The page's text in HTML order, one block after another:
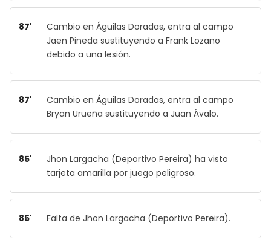
87'
Cambio en Águilas Doradas, entra al campo
Jaen Pineda sustituyendo a Frank Lozano
debido a una lesión.
87'
Cambio en Águilas Doradas, entra al campo
Bryan Urueña sustituyendo a Juan Ávalo.
85'
Jhon Largacha (Deportivo Pereira) ha visto
tarjeta amarilla por juego peligroso.
85' Falta de Jhon Largacha (Deportivo Pereira).